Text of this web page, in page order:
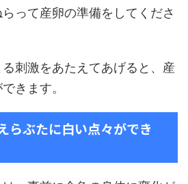
って産卵の準備をしてくださ
刺激をあたえてあげると、産
きます。
らぶたに白い点々ができ